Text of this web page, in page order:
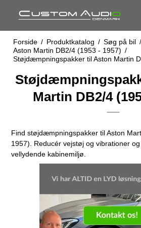
Forside / Produktkatalog / Søg på bil /
Aston Martin DB2/4 (1953 - 1957) /
Støjdæmpningspakker til Aston Martin
Martin DB2/4
Find støjdæmpningspakker til Aston
1957). Reducér vejstøj og vibrationer
vellydende kabinemiljø.